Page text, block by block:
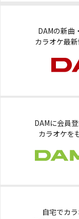
DAMの新曲
カラオケ最新
DAMに会員
カラオケを
自宅でカ